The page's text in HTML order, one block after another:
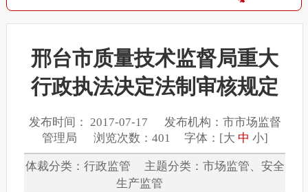
邢台市质量技术监督局重大
行政执法决定法制审核规定
发布时间： 2017-07-17 发布机构：市市场监督
管理局 浏览次数：401 字体：[大 中 小]
体裁分类：行政监管 主题分类：市场监管、安全
生产监管